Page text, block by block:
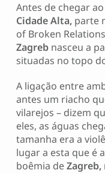
Antes de chegar ao
Cidade Alta,parte
of Broken
Zagrebnasceu a
situadas no topo
A ligação entre
antes um riacho
vilarejos – dizem
eles, as águas
tamanha era a
lugar a esta que é
boêmia deZagreb,